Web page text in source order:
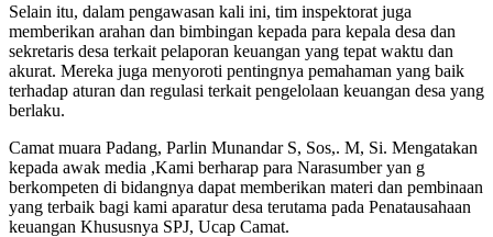
Selain itu, dalam pengawasan kali ini, tim inspektorat juga
memberikan arahan dan bimbingan kepada para kepala desa dan
sekretaris desa terkait pelaporan keuangan yang tepat waktu dan
akurat. Mereka juga menyoroti pentingnya pemahaman yang baik
terhadap aturan dan regulasi terkait pengelolaan keuangan desa yang
berlaku.
Camat muara Padang, Parlin Munandar S, Sos,. M, Si. Mengatakan
kepada awak media ,Kami berharap para Narasumber yan g
berkompeten di bidangnya dapat memberikan materi dan pembinaan
yang terbaik bagi kami aparatur desa terutama pada Penatausahaan
keuangan Khususnya SPJ, Ucap Camat.